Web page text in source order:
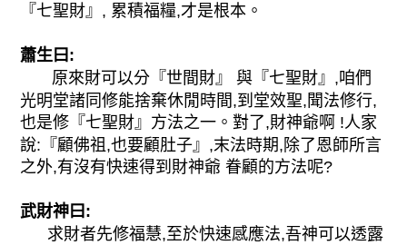
『七聖財』, 累積福糧,才是根本。
蕭生曰:
原來財可以分『世間財』 與『七聖財』,咱們
光明堂諸同修能捨棄休閒時間,到堂效聖,聞法修行,
也是修『七聖財』方法之一。對了,財神爺啊 !人家
說:『顧佛祖,也要顧肚子』,末法時期,除了恩師所言
之外,有沒有快速得到財神爺 眷顧的方法呢?
武財神曰:
求財者先修福慧,至於快速感應法,吾神可以透露